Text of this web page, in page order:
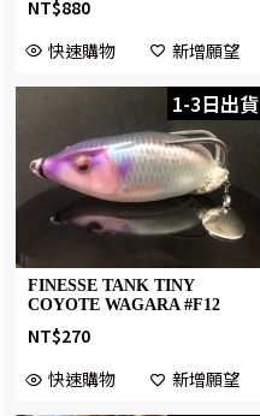
NT$880
快速購物
新增願望
1-3日出貨
FINESSE TANK TINY
COYOTE WAGARA #F12
NT$270
快速購物
新增願望